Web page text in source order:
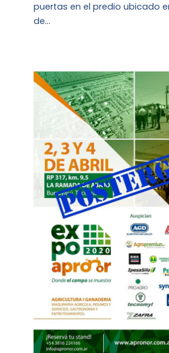
puertas en el predio ubicado
de…